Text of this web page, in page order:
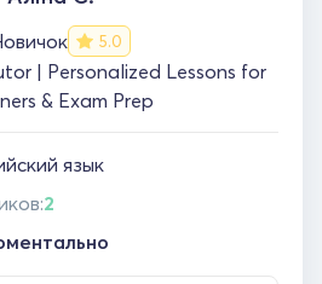
5.0
| Personalized Lessons for
& Exam Prep
язык
2